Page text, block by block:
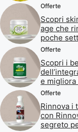
Offerte
Scopri
age che
poche
Offerte
Scopri i
e
Offerte
Rinnova i
con
segreto